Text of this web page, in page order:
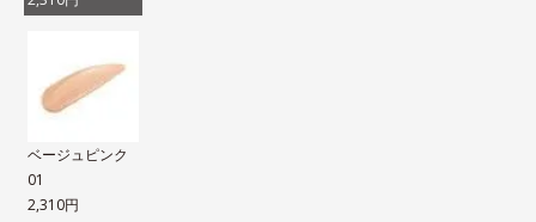
ベージュピンク
01
2,310円